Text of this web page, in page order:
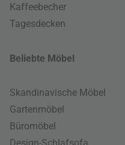
Kaffeebecher
Tagesdecken
Beliebte Möbel
Skandinavische Möbel
Gartenmöbel
Büromöbel